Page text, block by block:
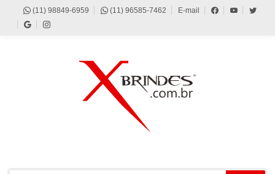
(11) 98849-6959 (11) 96585-7462 E-mail